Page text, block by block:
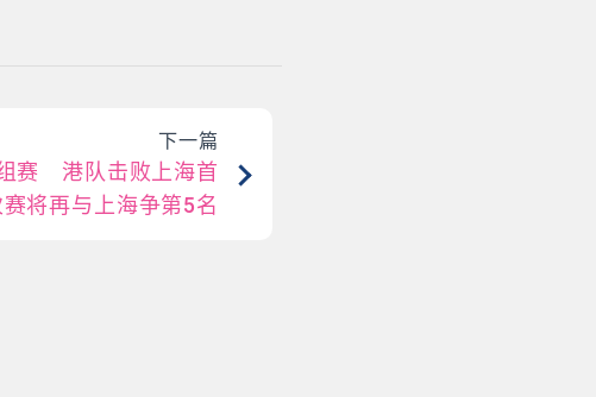
下一篇
赛 港队击败上海首
将再与上海争第5名